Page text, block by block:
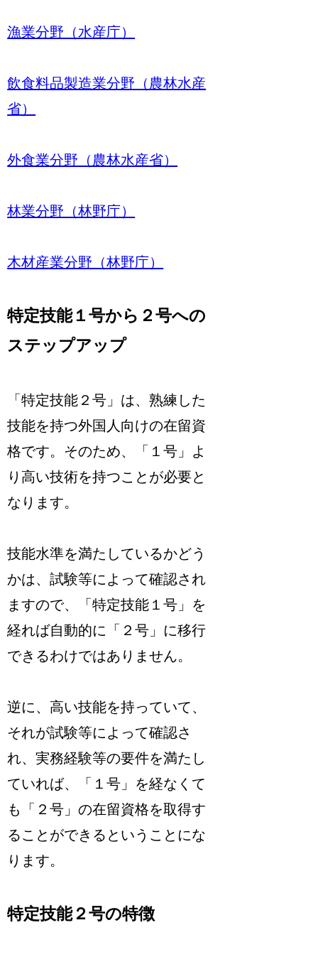
漁業分野（水産庁）
飲食料品製造業分野（農林水産
省）
外食業分野（農林水産省）
林業分野（林野庁）
木材産業分野（林野庁）
特定技能１号から２号への
ステップアップ
「特定技能２号」は、熟練した
技能を持つ外国人向けの在留資
格です。そのため、「１号」よ
り高い技術を持つことが必要と
なります。
技能水準を満たしているかどう
かは、試験等によって確認され
ますので、「特定技能１号」を
経れば自動的に「２号」に移行
できるわけではありません。
逆に、高い技能を持っていて、
それが試験等によって確認さ
れ、実務経験等の要件を満たし
ていれば、
「１号」を経なくて
も「２号」の在留資格を取得す
ることができるということにな
ります。
特定技能２号の特徴